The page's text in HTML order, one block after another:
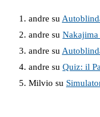
andre su
andre su
andre su
andre su Quiz: il
Milvio su